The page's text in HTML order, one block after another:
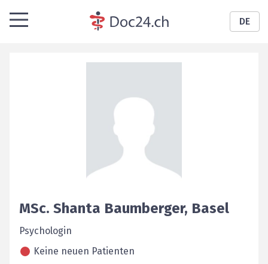
DE
MSc. Shanta Baumberger, Basel
Psychologin
Keine neuen Patienten